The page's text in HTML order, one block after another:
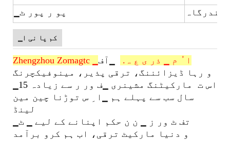
▁پو ر پور ٹ
بندرگاہ
▁کم پا نی ا
Zhengzhou Zomagtc ▁ا ُ م ▁ ذر ی ع ہ.
▁آف
▁اس ت
مارکیٹنگ مشینری ▁ف ور ر سے زیادہ 15
سال سب سے پہلے ہم ▁ا ِ س توڑنا چین مین
لینڈ
و دنیا مارکیٹ ترقی، اب ہم کرو برآمد